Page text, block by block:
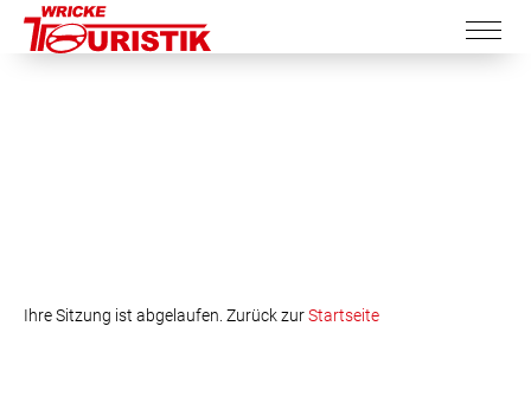
Ihre Sitzung ist abgelaufen. Zurück zurStartseite